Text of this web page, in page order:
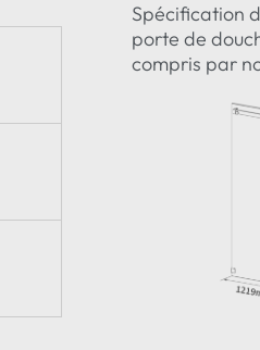
Spécification
porte de
compris par